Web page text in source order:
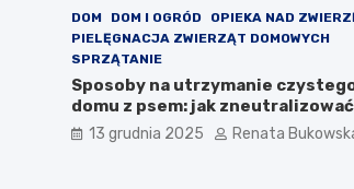
DOM DOM I OGRÓD
OPIEKA NAD
PIELĘGNACJA ZWIERZĄT DOMOWYCH
SPRZĄTANIE
Sposoby na utrzymanie
domu z psem: jak zneutralizować
zapach moczu i inne porady
13 grudnia 2025 Renata